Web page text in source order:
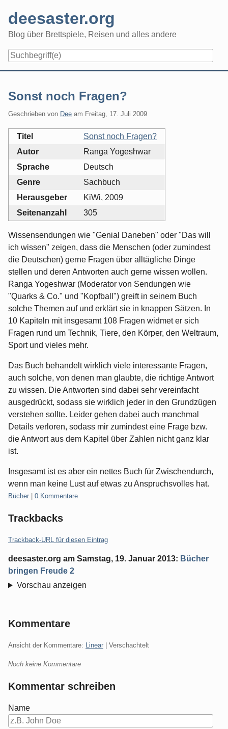
content
deesaster.org
Blog über Brettspiele, Reisen und alles andere
Sonst noch Fragen?
Geschrieben von Dee am Freitag, 17. Juli 2009
Titel
Sonst noch Fragen?
Autor
Ranga Yogeshwar
Sprache
Deutsch
Genre
Sachbuch
Herausgeber
KiWi, 2009
Seitenanzahl
305
Wissensendungen wie "Genial Daneben" oder "Das will
ich wissen" zeigen, dass die Menschen (oder zumindest
die Deutschen) gerne Fragen über alltägliche Dinge
stellen und deren Antworten auch gerne wissen wollen.
Ranga Yogeshwar (Moderator von Sendungen wie
"Quarks & Co." und "Kopfball") greift in seinem Buch
solche Themen auf und erklärt sie in knappen Sätzen. In
10 Kapiteln mit insgesamt 108 Fragen widmet er sich
Fragen rund um Technik, Tiere, den Körper, den Weltraum,
Sport und vieles mehr.
Das Buch behandelt wirklich viele interessante Fragen,
auch solche, von denen man glaubte, die richtige Antwort
zu wissen. Die Antworten sind dabei sehr vereinfacht
ausgedrückt, sodass sie wirklich jeder in den Grundzügen
verstehen sollte. Leider gehen dabei auch manchmal
Details verloren, sodass mir zumindest eine Frage bzw.
die Antwort aus dem Kapitel über Zahlen nicht ganz klar
ist.
Insgesamt ist es aber ein nettes Buch für Zwischendurch,
wenn man keine Lust auf etwas zu Anspruchsvolles hat.
Kategorien:
Bücher 0 Kommentare
Trackbacks
Trackback-URL für diesen Eintrag
deesaster.org am Samstag, 19. Januar 2013: Bücher
bringen Freude 2
Vorschau anzeigen
Kommentare
Ansicht der Kommentare: Linear | Verschachtelt
Noch keine Kommentare
Kommentar schreiben
Name